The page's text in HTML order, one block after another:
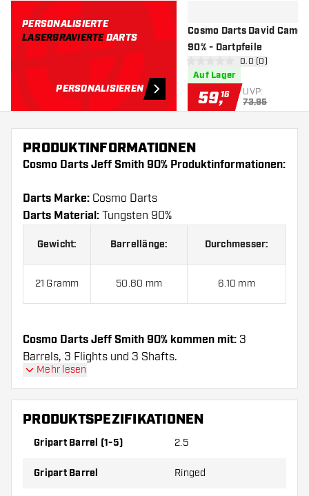
PERSONALISIERTE
LASERGRAVIERTEDARTS
PERSONALISIEREN
Cosmo Darts David
90% - Dartpfeile
0 Bewertungssterne
0.0 (0)
Auf Lager
59,16 UVP:
73,95
PRODUKTINFORMATIONEN
Cosmo Darts Jeff Smith 90% Produktinformationen:
Darts Marke: Cosmo Darts
Darts Material: Tungsten 90%
Gewicht: Barrellänge: Durchmesser:
21 Gramm 50.80 mm 6.10 mm
Cosmo Darts Jeff Smith 90% kommen mit: 3
Barrels, 3 Flights und 3 Shafts.
Mehr lesen
PRODUKTSPEZIFIKATIONEN
Gripart Barrel (1-5) 2.5
Gripart Barrel Ringed